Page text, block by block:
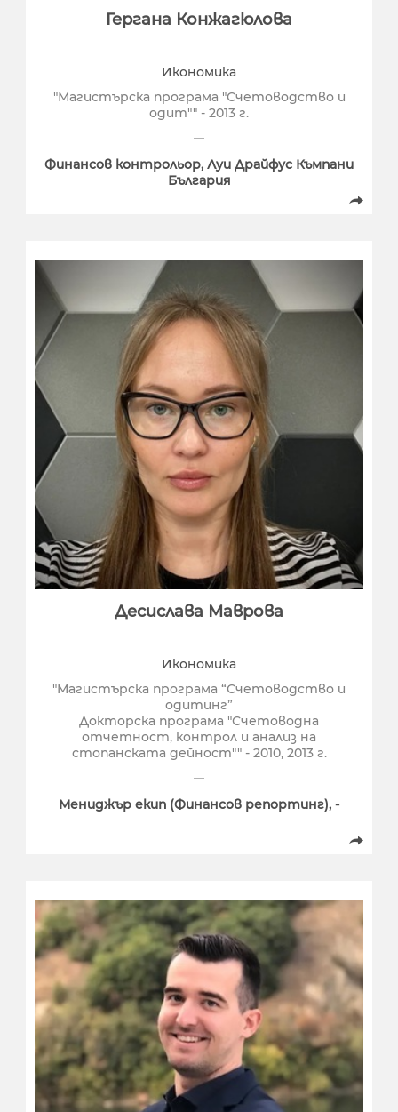

Гергана Конжагюлова
Икономика
"Магистърска програма "Счетоводство и
одит"" - 2013 г.
Финансов контрольор, Луи Драйфус Къмпани
България

Десислава Маврова
Икономика
"Магистърска програма “Счетоводство и
одитинг”
Докторска програма "Счетоводна
отчетност, контрол и анализ на
стопанската дейност"" - 2010, 2013 г.
Мениджър екип (Финансов репортинг), -